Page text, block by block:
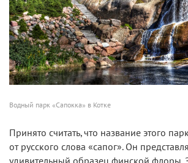
Водный парк «Сапокка» в Котке
Принято считать, что название этого
от русского слова «сапог». Он